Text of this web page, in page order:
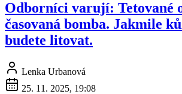
Odborníci varují: Tetované
časovaná bomba. Jakmile
budete litovat.
Lenka Urbanová
25. 11. 2025, 19:08